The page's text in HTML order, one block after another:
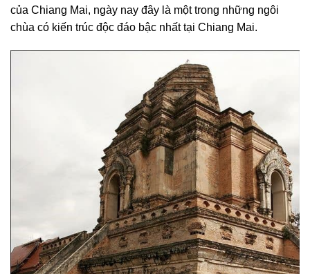
của Chiang Mai, ngày nay đây là một trong những ngôi
chùa có kiến trúc độc đáo bậc nhất tại Chiang Mai.